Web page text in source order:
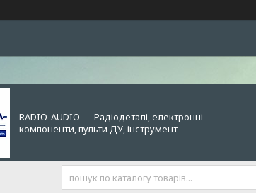
RADIO-AUDIO — Радіодеталі, електронні
компоненти, пульти ДУ, інструмент